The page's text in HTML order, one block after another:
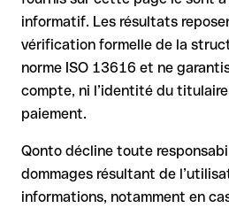
la banque réceptrice doit
votre banque peut initier une
demande
le remboursement n’est pas
déjà été retirés
pour les virements hors SEPA, la
complexe et peut entraîner des
Recommandation: vérifiez
informatif. Les résultats
vérification formelle de la
norme ISO 13616 et ne
compte, ni l’identité du
paiement.
Qonto décline toute
dommages résultant de
informations, notamment en